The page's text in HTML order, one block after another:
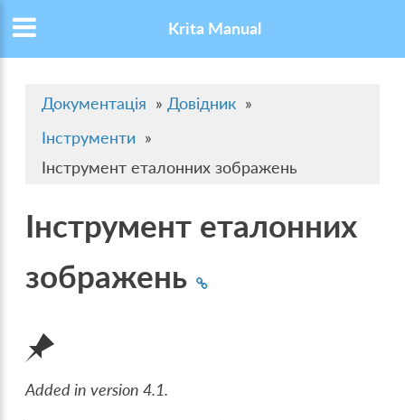
Krita Manual
Документація » Довідник »
Інструменти »
Інструмент еталонних зображень
Інструмент еталонних
зображень
Added in version 4.1.